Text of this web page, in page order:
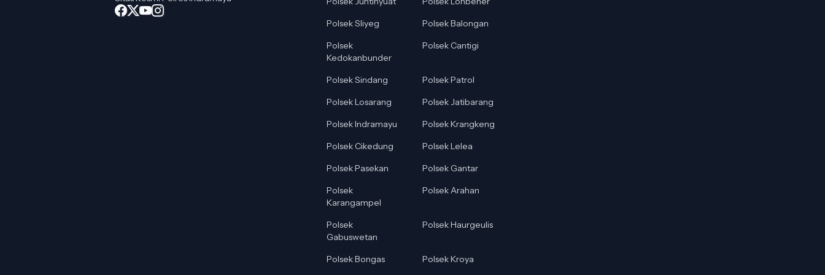
Polsek Sliyeg
Polsek Balongan
Polsek
Kedokanbunder
Polsek Cantigi
Polsek Sindang
Polsek Patrol
Polsek Losarang
Polsek Jatibarang
Polsek Indramayu
Polsek Krangkeng
Polsek Cikedung
Polsek Lelea
Polsek Pasekan
Polsek Gantar
Polsek
Karangampel
Polsek Arahan
Polsek
Gabuswetan
Polsek Haurgeulis
Polsek Bongas Polsek Kroya